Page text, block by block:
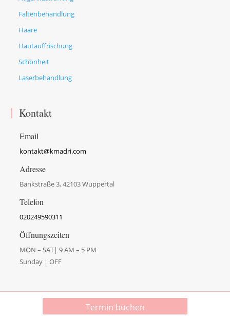
Faltenbehandlung
Haare
Hautauffrischung
Schönheit
Laserbehandlung
Kontakt
Email
kontakt@kmadri.com
Adresse
Bankstraße 3, 42103 Wuppertal
Telefon
020249590311
Öffnungszeiten
MON – SAT| 9 AM – 5 PM
Sunday | OFF
Termin buchen